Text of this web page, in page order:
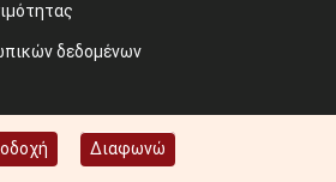
δεδομένων
designed by Freepik
Διαφωνώ